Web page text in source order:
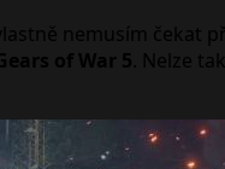
nemusím čekat
of War 5. Nelze